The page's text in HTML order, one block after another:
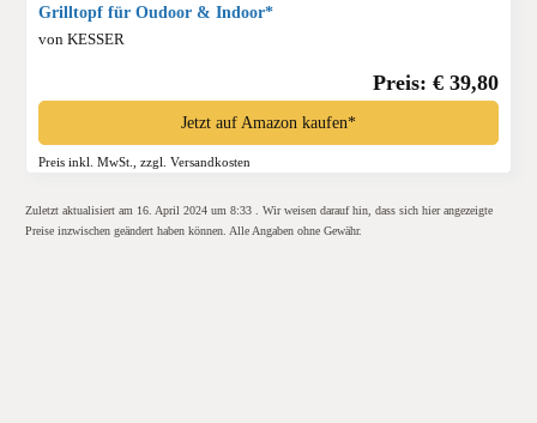
Grilltopf für Oudoor & Indoor*
von KESSER
Preis: € 39,80
Jetzt auf Amazon kaufen*
Preis inkl. MwSt., zzgl. Versandkosten
Zuletzt aktualisiert am 16. April 2024 um 8:33 . Wir weisen darauf hin, dass sich hier angezeigte
Preise inzwischen geändert haben können. Alle Angaben ohne Gewähr.